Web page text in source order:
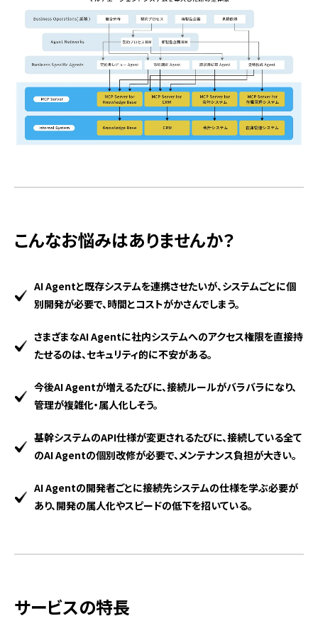
こんなお悩みはありませんか？
AI Agentと既存システムを連携させたいが、システムごとに個
別開発が必要で、時間とコストがかさんでしまう。
さまざまなAI Agentに社内システムへのアクセス権限を直接持
たせるのは、セキュリティ的に不安がある。
今後AI Agentが増えるたびに、接続ルールがバラバラになり、
管理が複雑化・属人化しそう。
基幹システムのAPI仕様が変更されるたびに、接続している全て
のAI Agentの個別改修が必要で、メンテナンス負担が大きい。
AI Agentの開発者ごとに接続先システムの仕様を学ぶ必要が
あり、開発の属人化やスピードの低下を招いている。
サービスの特長